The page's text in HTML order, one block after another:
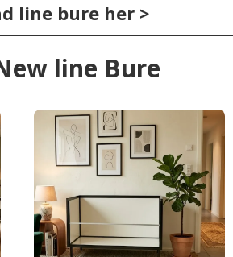
line bure her >
line Bure